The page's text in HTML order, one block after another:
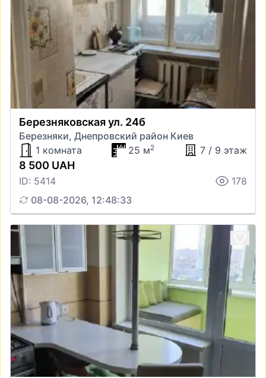
Березняковская ул. 24б
Березняки, Днепровский район Киев
1 комната
25 м2 7 / 9 этаж
8 500 UAH
ID: 5414
178
08-08-2026, 12:48:33